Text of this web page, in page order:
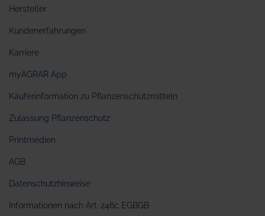
Hersteller
Kundenerfahrungen
Karriere
myAGRAR App
Käuferinformation zu Pflanzenschutzmitteln
Zulassung Pflanzenschutz
Printmedien
AGB
Datenschutzhinweise
Informationen nach Art. 246c EGBGB